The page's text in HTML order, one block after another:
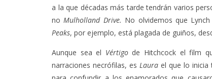
a la que décadas más tarde tendrán varios
noMulholland Drive. No olvidemos que
Peaks, por ejemplo, está plagada de guiños,
Aunque sea el Vértigode Hitchcock el film
narraciones necrófilas, es Laurael que lo inicia